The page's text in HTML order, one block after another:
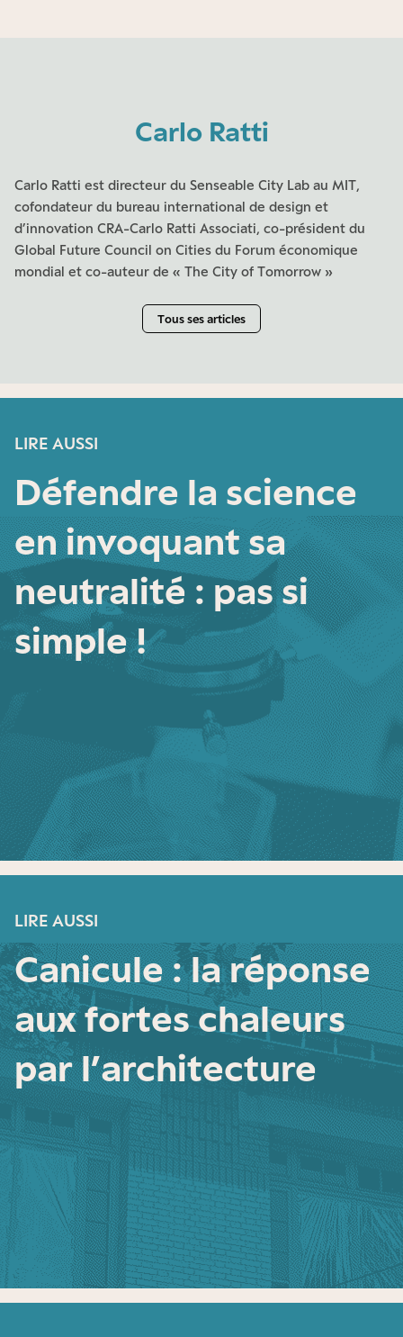
Carlo Ratti
Carlo Ratti est directeur du Senseable City Lab au MIT,
cofondateur du bureau international de design et
d’innovation CRA-Carlo Ratti Associati, co-président du
Global Future Council on Cities du Forum économique
mondial et co-auteur de « The City of Tomorrow »
Tous ses articles
LIRE AUSSI
Défendre la science
en invoquant sa
neutralité : pas si
simple !
LIRE AUSSI
Canicule : la réponse
aux fortes chaleurs
par l’architecture